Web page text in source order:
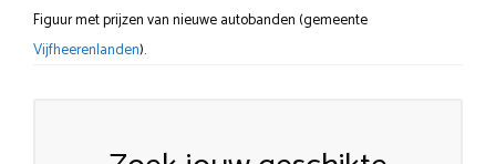
Figuur met prijzen van nieuwe autobanden (gemeente
Vijfheerenlanden).